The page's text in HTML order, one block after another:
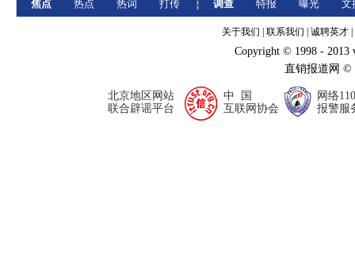
焦点 热点 热词 打传 调查 特报 曝光 文
关于我们 联系我们 诚聘英才
Copyright © 1998 - 2013
直销报道网
北京地区网站
联合辟谣平台
中 国
互联网协会
网络110
报警服